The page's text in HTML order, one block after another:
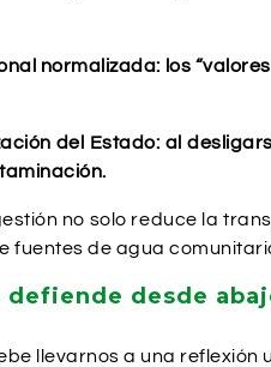
normalizada: los
del Estado: al
no solo reduce la
fuentes de agua
defiende desde
llevarnos a una reflexión